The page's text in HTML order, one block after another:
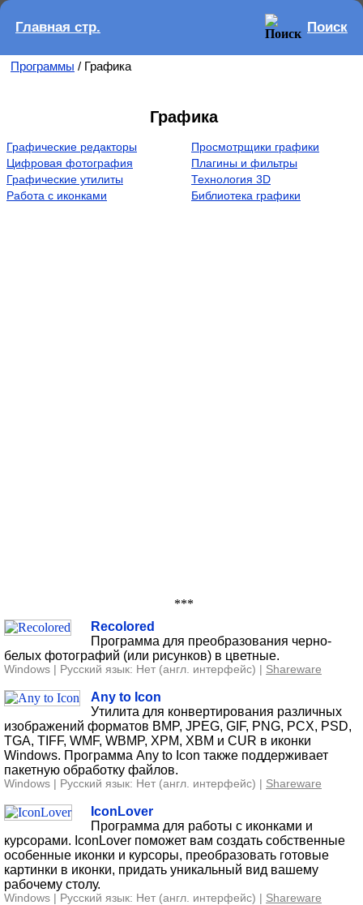
Главная стр. Поиск
Программы / Графика
Графика
Графические редакторы
Просмотрщики графики
Цифровая фотография
Плагины и фильтры
Графические утилиты
Технология 3D
Работа с иконками
Библиотека графики
***
Recolored
Программа для преобразования черно-
белых фотографий (или рисунков) в цветные.
Windows | Русский язык: Нет (англ. интерфейс) | Shareware
Any to Icon
Утилита для конвертирования различных
изображений форматов BMP, JPEG, GIF, PNG, PCX, PSD,
TGA, TIFF, WMF, WBMP, XPM, XBM и CUR в иконки
Windows. Программа Any to Icon также поддерживает
пакетную обработку файлов.
Windows | Русский язык: Нет (англ. интерфейс) | Shareware
IconLover
Программа для работы с иконками и
курсорами. IconLover поможет вам создать собственные
особенные иконки и курсоры, преобразовать готовые
картинки в иконки, придать уникальный вид вашему
рабочему столу.
Windows | Русский язык: Нет (англ. интерфейс) | Shareware